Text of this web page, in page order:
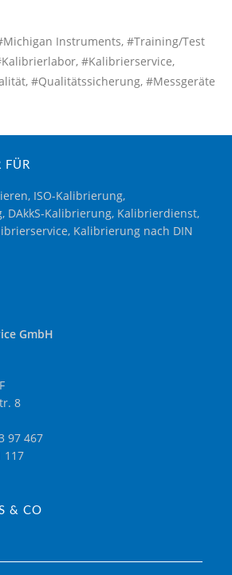
Instruments, #Training/Test
#Kalibrierservice,
#Qualitätssicherung, #Messgeräte
FÜR
ISO-Kalibrierung,
DAkkS-Kalibrierung, Kalibrierdienst,
Kalibrierung nach DIN
GmbH
8
97 467
117
& CO